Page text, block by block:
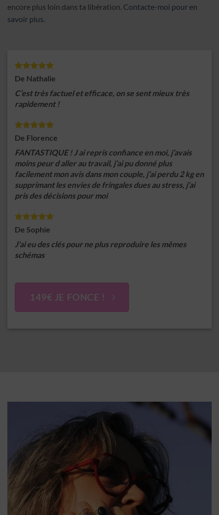
encore plus loin dans ta libération. Contacte-moi pour en
savoir plus.
De Nathalie
C’est très factuel et efficace, on se sent mieux très
rapidement !
De Florence
FANTASTIQUE ! J ai repris confiance en moi, j’avais
moins peur d aller au travail, j’ai pu donné plus
facilement mon avis dans mon couple, j’ai perdu 2 kg en
supprimant les envies de fringales dues au stress, j’ai
pris des décisions pour moi
De Sophie
J’ai eu des clés pour ne plus reproduire les mêmes
schémas
149€ JE FONCE !